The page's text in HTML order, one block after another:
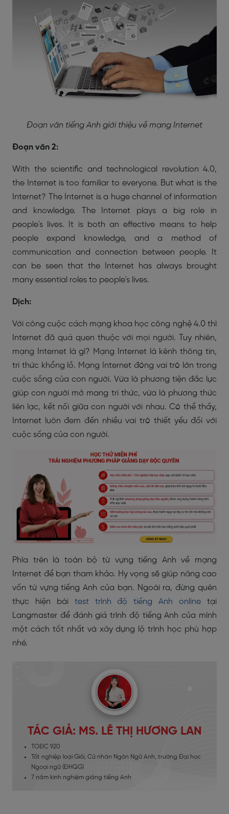
Đoạn văn tiếng Anh giới thiệu về mạng Internet
Đoạn văn 2:
With the scientific and technological revolution 4.0,
the Internet is too familiar to everyone. But what is the
Internet? The Internet is a huge channel of information
and knowledge. The Internet plays a big role in
people's lives. It is both an effective means to help
people expand knowledge, and a method of
communication and connection between people. It
can be seen that the Internet has always brought
many essential roles to people's lives.
Dịch:
Với công cuộc cách mạng khoa học công nghệ 4.0 thì
Internet đã quá quen thuộc với mọi người. Tuy nhiên,
mạng Internet là gì? Mạng Internet là kênh thông tin,
tri thức khổng lồ. Mạng Internet đóng vai trò lớn trong
cuộc sống của con người. Vừa là phương tiện đắc lực
giúp con người mở mang tri thức, vừa là phương thức
liên lạc, kết nối giữa con người với nhau. Có thể thấy,
Internet luôn đem đến nhiều vai trò thiết yếu đối với
cuộc sống của con người.
Phía trên là toàn bộ từ vựng tiếng Anh về mạng
Internet để bạn tham khảo. Hy vọng sẽ giúp nâng cao
vốn từ vựng tiếng Anh của bạn. Ngoài ra,đừng quên
thực hiện bài
test trình độ tiếng Anh online tại
Langmaster để đánh giá trình độ tiếng Anh của mình
một cách tốt nhất và xây dựng lộ trình học phù hợp
nhé.
TÁC GIẢ: MS. LÊ THỊ HƯƠNG LAN
TOEIC 920
Tốt nghiệp loại Giỏi, Cử nhân Ngôn Ngữ Anh, trường Đại học
Ngoại ngữ (ĐHQG)
7 năm kinh nghiệm giảng tiếng Anh